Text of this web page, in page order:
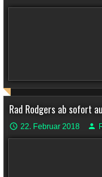
Rad Rodgers ab sofort
22. Februar 2018